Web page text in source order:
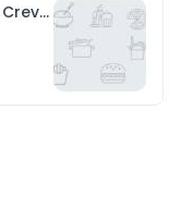
Meefoon Frit avec Agneau, Oeuf & Crevettes